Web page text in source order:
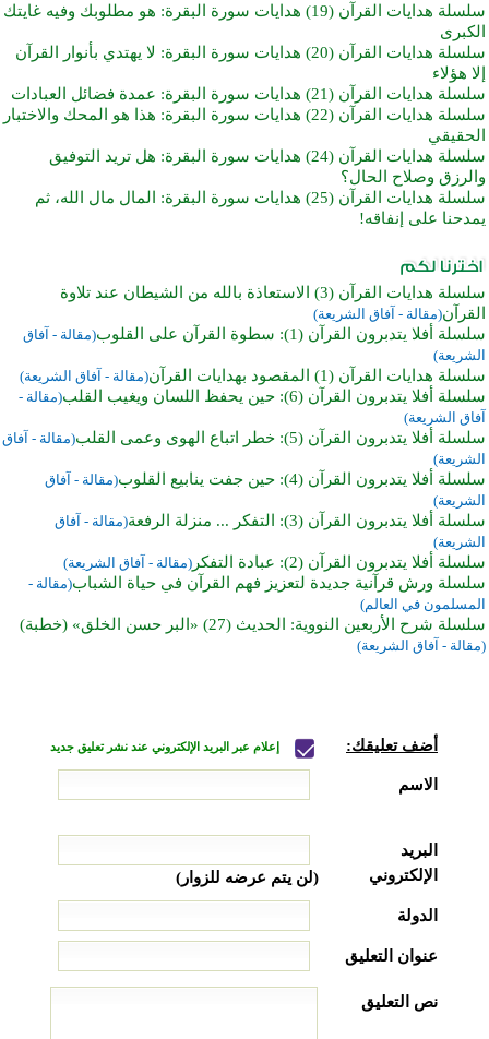
سلسلة هدايات القرآن (19) هدايات سورة البقرة: هو مطلوبك وفيه غايتك
الكبرى
سلسلة هدايات القرآن (20) هدايات سورة البقرة: لا يهتدي بأنوار القرآن
إلا هؤلاء
سلسلة هدايات القرآن (21) هدايات سورة البقرة: عمدة فضائل العبادات
سلسلة هدايات القرآن (22) هدايات سورة البقرة: هذا هو المحك والاختبار
الحقيقي
سلسلة هدايات القرآن (24) هدايات سورة البقرة: هل تريد التوفيق
والرزق وصلاح الحال؟
سلسلة هدايات القرآن (25) هدايات سورة البقرة: المال مال الله، ثم
يمدحنا على إنفاقه!
سلسلة هدايات القرآن (3) الاستعاذة بالله من الشيطان عند تلاوة
القرآن(مقالة - آفاق الشريعة)
سلسلة أفلا يتدبرون القرآن (1): سطوة القرآن على القلوب
(مقالة - آفاق
الشريعة)
سلسلة هدايات القرآن (1) المقصود بهدايات القرآن (مقالة - آفاق الشريعة)
سلسلة أفلا يتدبرون القرآن (6): حين يحفظ اللسان ويغيب القلب
(مقالة -
آفاق الشريعة)
سلسلة أفلا يتدبرون القرآن (5): خطر اتباع الهوى وعمى القلب
(مقالة - آفاق
الشريعة)
سلسلة أفلا يتدبرون القرآن (4): حين جفت ينابيع القلوب
(مقالة - آفاق
الشريعة)
سلسلة أفلا يتدبرون القرآن (3): التفكر ... منزلة الرفعة
(مقالة - آفاق
الشريعة)
سلسلة أفلا يتدبرون القرآن (2): عبادة التفكر (مقالة - آفاق الشريعة)
سلسلة ورش قرآنية جديدة لتعزيز فهم القرآن في حياة الشباب(مقالة -
المسلمون في العالم)
سلسلة شرح الأربعين النووية: الحديث (27) «البر حسن الخلق» (خطبة)
(مقالة - آفاق الشريعة)
أضف تعليقك: إعلام عبر البريد الإلكتروني عند نشر تعليق جديد
الاسم
البريد
الإلكتروني
(لن يتم عرضه للزوار)
الدولة
عنوان التعليق
نص التعليق